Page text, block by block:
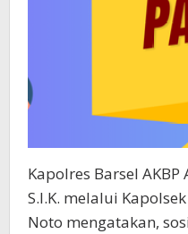
Kapolres Barsel
S.I.K. melalui
Noto mengatakan,